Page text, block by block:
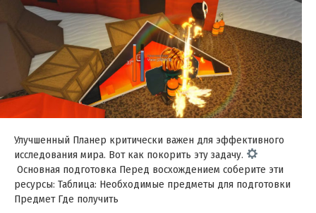
Улучшенный Планер критически важен для эффективного
исследования мира. Вот как покорить эту задачу.
Основная подготовка Перед восхождением соберите эти
ресурсы: Таблица: Необходимые предметы для подготовки
Предмет Где получить